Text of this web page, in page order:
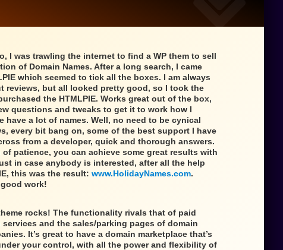
I was trawling the internet to find a WP them to sell
of Domain Names. After a long search, I came
which seemed to tick all the boxes. I am always
reviews, but all looked pretty good, so I took the
the HTMLPIE. Works great out of the box,
questions and tweaks to get it to work how I
have a lot of names. Well, no need to be cynical
every bit bang on, some of the best support I have
from a developer, quick and thorough answers.
of patience, you can achieve some great results with
in case anybody is interested, after all the help
this was the result: www.HolidayNames.com.
work!
rocks! The functionality rivals that of paid
and the sales/parking pages of domain
It’s great to have a domain marketplace that’s
your control, with all the power and flexibility of